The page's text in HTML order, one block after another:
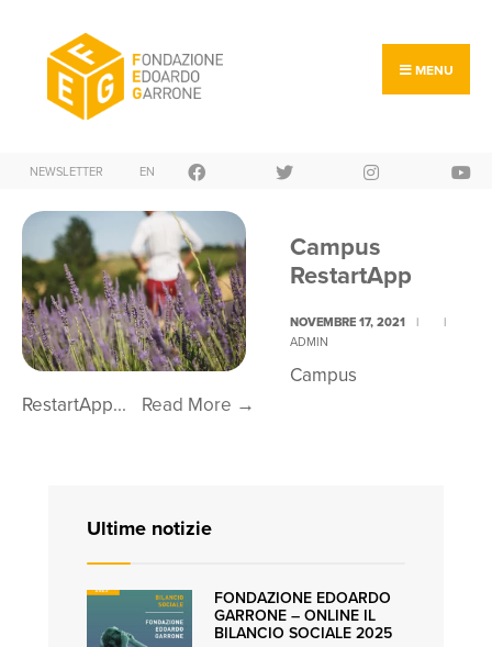
content
MENU
NEWSLETTER EN
Campus
RestartApp
NOVEMBRE 17, 2021 |
|
ADMIN
Campus
RestartApp... Read More →
Ultime notizie
FONDAZIONE EDOARDO
GARRONE – ONLINE IL
BILANCIO SOCIALE 2025
for: